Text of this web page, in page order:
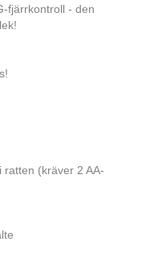
fjärrkontroll - den
ratten (kräver 2 AA-